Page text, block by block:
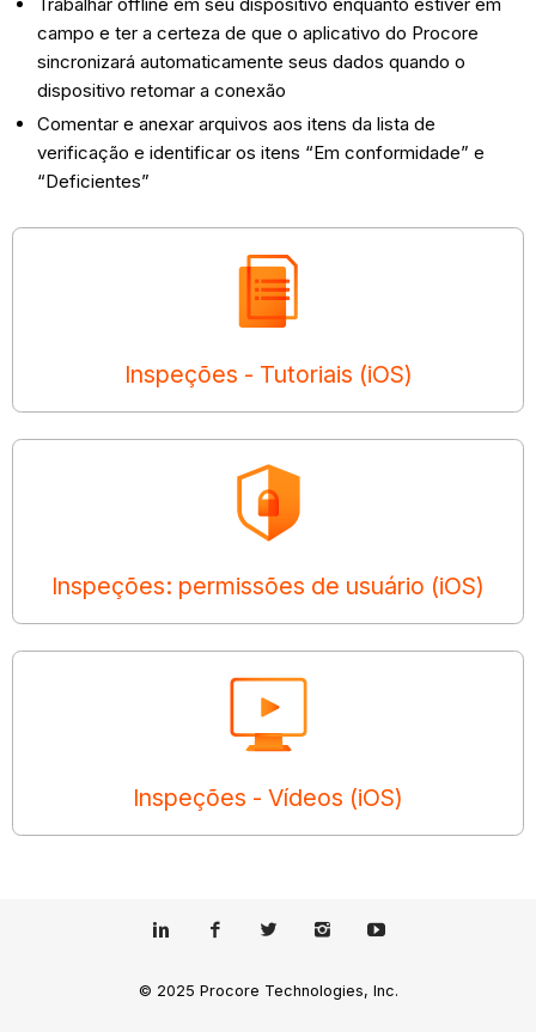
campo e ter a certeza de que o aplicativo do Procore
sincronizará automaticamente seus dados quando o
dispositivo retomar a conexão
Comentar e anexar arquivos aos itens da lista de
verificação e identificar os itens “Em conformidade” e
“Deficientes”
Inspeções - Tutoriais (iOS)
Inspeções: permissões de usuário (iOS)
Inspeções - Vídeos (iOS)
© 2025 Procore Technologies, Inc.